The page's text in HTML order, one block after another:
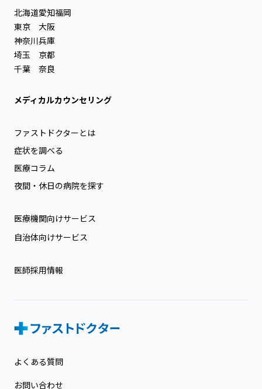
北海道
東京
神奈川
埼玉
千葉
愛知
大阪
兵庫
京都
奈良
福岡
メディカルカウンセリング
ファストドクターとは
症状を調べる
医療コラム
夜間・休日の病院を探す
医療機関向けサービス
自治体向けサービス
医師採用情報
よくある質問
お問い合わせ